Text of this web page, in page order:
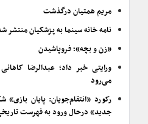
مریم همتیان درگذشت
نامه خانه سینما به پزشکیان
«زن و بچه»؛ فروپاشیدن
ورایتی خبر داد؛ عبدالرضا
می‌رود
رکورد «انتقام‌جویان: پایان
جدید» درحال ورود به فهرست